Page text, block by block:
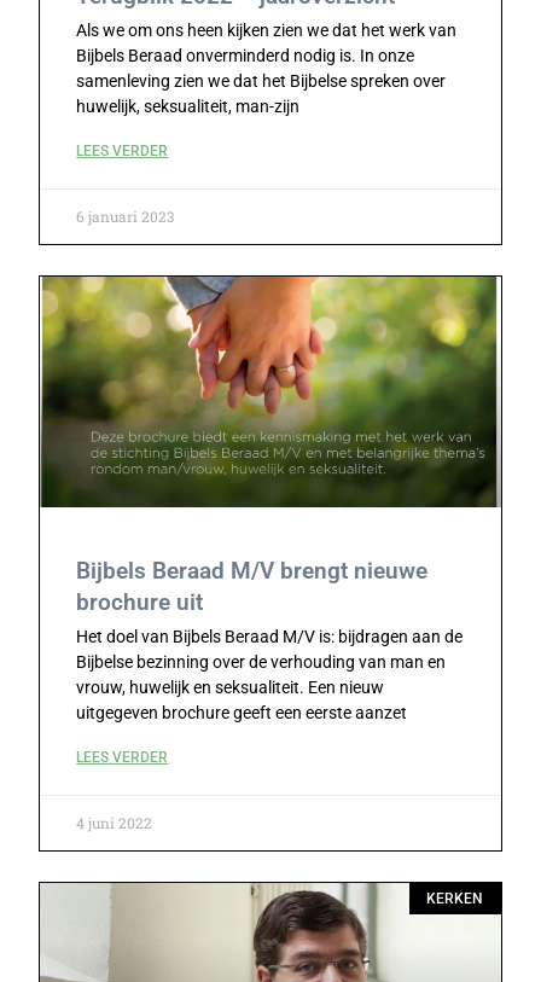
Als we om ons heen kijken zien we dat het werk van
Bijbels Beraad onverminderd nodig is. In onze
samenleving zien we dat het Bijbelse spreken over
huwelijk, seksualiteit, man-zijn
LEES VERDER
6 januari 2023
Bijbels Beraad M/V brengt nieuwe
brochure uit
Het doel van Bijbels Beraad M/V is: bijdragen aan de
Bijbelse bezinning over de verhouding van man en
vrouw, huwelijk en seksualiteit. Een nieuw
uitgegeven brochure geeft een eerste aanzet
LEES VERDER
4 juni 2022
KERKEN